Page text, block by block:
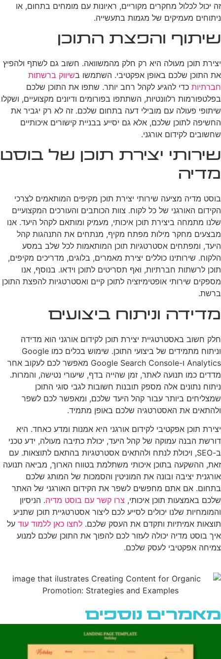
זה יכול לכלול מחקרים מקוריים, ראיונות עם מומחים בתחום, או
ניתוחים מעמיקים של מגמות בתעשייה.
שיתוף והפצת התוכן
יצירת תוכן מעולה היא רק חלק מהמשוואה. חשוב גם לשתף ולהפיץ
את התוכן שלכם באופן אפקטיבי. השתמשו בשיווק ברשתות
חברתיות כדי להגיע לקהל רחב יותר. שתפו את התוכן שלכם
בפלטפורמות רלוונטיות, השתתפו בפורומים ודיונים מקצועיים, ושקלו
שיתופי פעולה עם מובילי דעה בתחום שלכם. זה לא רק יגביר את
החשיפה לתוכן שלכם, אלא גם יסייע בבניית קישורים איכותיים
שחשובים לקידום אורגני.
שירותי יצירת תוכן של בוסט
מדיה
בוסט מדיה מציעה שירותי יצירת תוכן מקיפים המותאמים לצרכי
הקידום האורגני של כל לקוח. צוות הכותבים והעורכים המקצועיים
שלנו מתמחה ביצירת תוכן איכותי, מעמיק ומותאם לקהל היעד. אנו
מבצעים מחקר מילות מפתח מקיף, מנתחים את התנהגות קהל
היעד, ומפתחים אסטרטגיות תוכן המותאמות לכל שלב במסע
הלקוח. שירותינו כוללים יצירת מאמרים, בלוגים, מדריכים מקיפים,
תוכן לרשתות חברתיות, ואף תסריטים לתוכן וידאו. בנוסף, אנו
מספקים שירותי אופטימיזציה לתוכן קיים ואסטרטגיות להפצת התוכן
ברשת.
מדידה וניתוח ביצועים
חלק חשוב באסטרטגיית יצירת תוכן לקידום אורגני הוא מדידה
וניתוח מתמידים של ביצועי התוכן. שימוש בכלים כמו Google
Analytics ו-Google Search Console מאפשר לכם לעקוב אחר
מדדים כמו תנועה לאתר, זמן שהייה בדף, שיעורי נטישה, והמרות.
ניתוח נתונים אלה מספק תובנות חשובות לגבי סוגי התוכן
שמצליחים ביותר עבור קהל היעד שלכם, ומאפשר לכם לשפר
ולהתאים את האסטרטגיה שלכם באופן מתמיד.
יצירת תוכן אפקטיבי לקידום אורגני היא אמנות ומדע כאחד. היא
דורשת הבנה עמוקה של קהל היעד, יכולת כתיבה מעולה, ידע טכני
ב-SEO, ויכולת לנתח ולהתאים אסטרטגיות בהתאם לתוצאות. עם
זאת, ההשקעה בתוכן איכותי משתלמת בטווח הארוך, מביאה תנועה
אורגנית יציבה ובונה את המוניטין והסמכות של המותג שלכם
בתחום. אם אתם מחפשים לשפר את הקידום האורגני של האתר
שלכם באמצעות תוכן איכותי, צרו קשר עם בוסט מדיה. הניסיון
והמומחיות שלנו יכולים לסייע לכם ליצור אסטרטגיית תוכן שתניע
תוצאות אמיתיות ותקדם את העסק שלכם. לחצו כאן ללמוד עוד על
איך בוסט מדיה יכולה לעזור לכם להפוך את התוכן שלכם למנוע
צמיחה אפקטיבי לעסק שלכם.
מאמרים נוספים